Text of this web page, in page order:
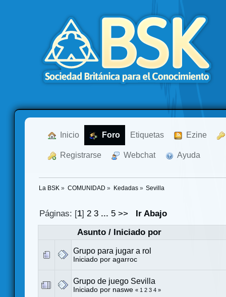
Inicio Foro Etiquetas Ezine
Registrarse Webchat Ayuda
La BSK » COMUNIDAD » Kedadas» Sevilla
Páginas: [1]2 3 ... 5 >>
Ir Abajo
Asunto/ Iniciado por
Grupo para jugar a rol
Iniciado por agarroc
Grupo de juego Sevilla
Iniciado por naswe « 1 2 3 4 »